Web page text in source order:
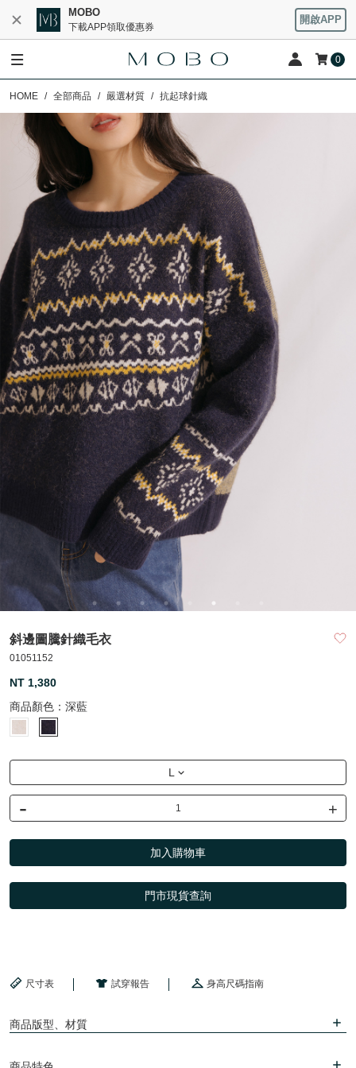
MOBO
下載APP領取優惠券
開啟APP
0
HOME 全部商品 嚴選材質 抗起球針織
斜邊圖騰針織毛衣
01051152
NT 1,380
商品顏色： 深藍
L
- +
加入購物車
門市現貨查詢
尺寸表 試穿報告 身高尺碼指南
商品版型、材質